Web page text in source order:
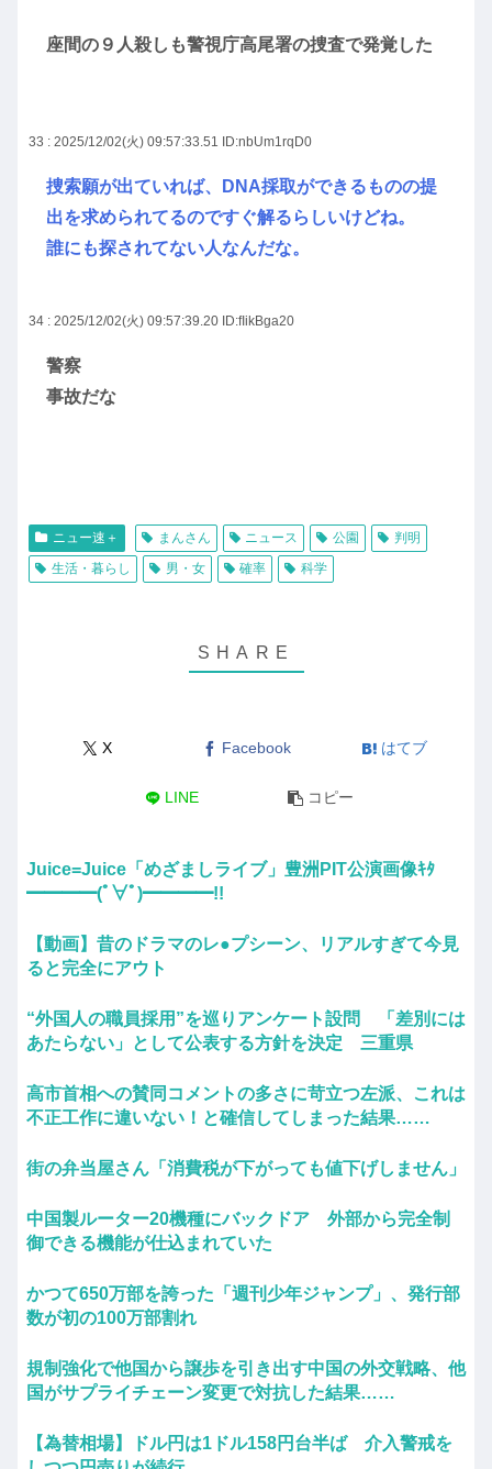
座間の９人殺しも警視庁高尾署の捜査で発覚した
33 : 2025/12/02(火) 09:57:33.51 ID:nbUm1rqD0
捜索願が出ていれば、DNA採取ができるものの提
出を求められてるのですぐ解るらしいけどね。
誰にも探されてない人なんだな。
34 : 2025/12/02(火) 09:57:39.20 ID:fIikBga20
警察
事故だな
ニュー速＋ まんさん ニュース 公園
判明
生活・暮らし
男・女 確率 科学
X Facebook はてブ
LINE コピー
Juice=Juice「めざましライブ」豊洲PIT公演画像ｷﾀ
━━━━(ﾟ∀ﾟ)━━━━!!
【動画】昔のドラマのレ●プシーン、リアルすぎて今見
ると完全にアウト
“外国人の職員採用”を巡りアンケート設問 「差別には
あたらない」として公表する方針を決定 三重県
高市首相への賛同コメントの多さに苛立つ左派、これは
不正工作に違いない！と確信してしまった結果……
街の弁当屋さん「消費税が下がっても値下げしません」
中国製ルーター20機種にバックドア 外部から完全制
御できる機能が仕込まれていた
かつて650万部を誇った「週刊少年ジャンプ」、発行部
数が初の100万部割れ
規制強化で他国から譲歩を引き出す中国の外交戦略、他
国がサプライチェーン変更で対抗した結果……
【為替相場】ドル円は1ドル158円台半ば 介入警戒を